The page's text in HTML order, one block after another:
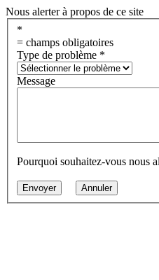
Nous alerter à propos de ce site
*
= champs obligatoires
Type de problème *
Message
Pourquoi souhaitez-vous nous